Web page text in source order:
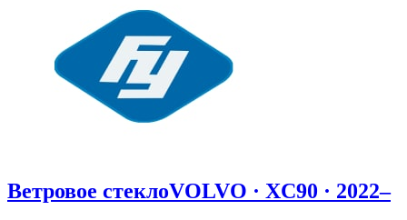
Ветровое стеклоVOLVO · XC90 · 2022–